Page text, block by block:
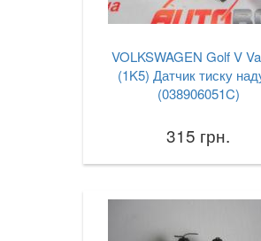
VOLKSWAGEN Golf V
(1K5) Датчик тиску
(038906051C)
315 грн.